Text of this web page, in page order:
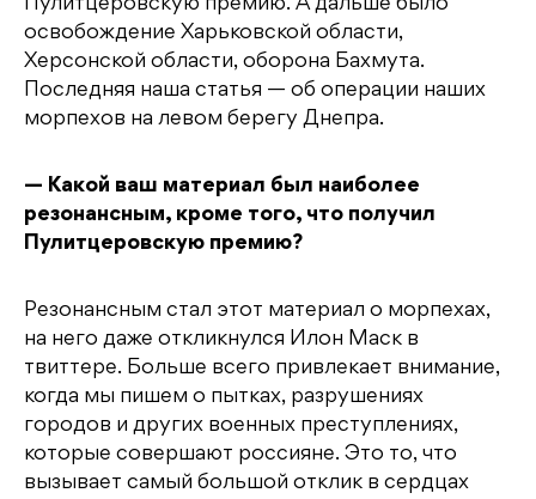
Пулитцеровскую премию. А дальше было
освобождение Харьковской области,
Херсонской области, оборона Бахмута.
Последняя наша статья — об операции наших
морпехов на левом берегу Днепра.
— Какой ваш материал был наиболее
резонансным, кроме того, что получил
Пулитцеровскую премию?
Резонансным стал этот материал о морпехах,
на него даже откликнулся Илон Маск в
твиттере. Больше всего привлекает внимание,
когда мы пишем о пытках, разрушениях
городов и других военных преступлениях,
которые совершают россияне. Это то, что
вызывает самый большой отклик в сердцах